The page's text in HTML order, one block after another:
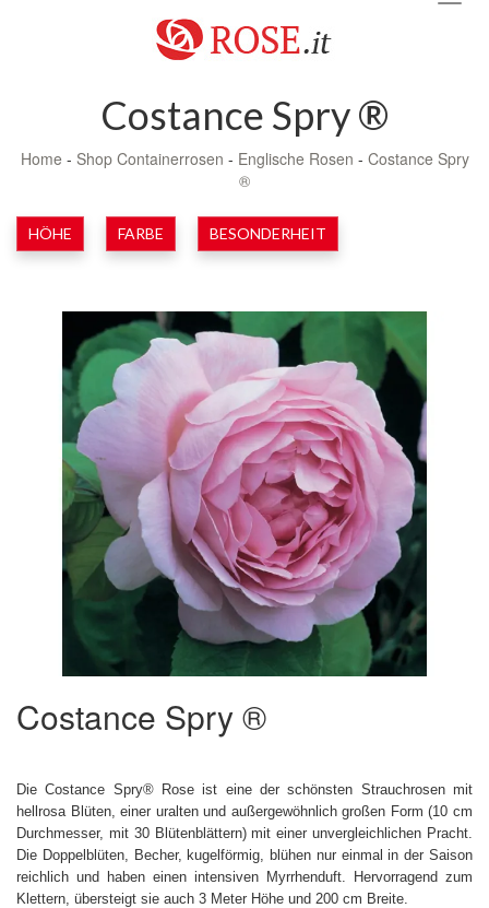
Costance Spry ®
Home - Shop Containerrosen - Englische Rosen - Costance Spry
®
HÖHE FARBE BESONDERHEIT
Costance Spry ®
Die Costance Spry® Rose ist eine der schönsten Strauchrosen mit
hellrosa Blüten, einer uralten und außergewöhnlich großen Form (10 cm
Durchmesser, mit 30 Blütenblättern) mit einer unvergleichlichen Pracht.
Die Doppelblüten, Becher, kugelförmig, blühen nur einmal in der Saison
reichlich und haben einen intensiven Myrrhenduft. Hervorragend zum
Klettern, übersteigt sie auch 3 Meter Höhe und 200 cm Breite.